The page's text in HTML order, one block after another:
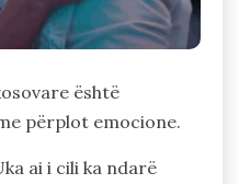
është
përplot emocione.
ai i cili ka ndarë